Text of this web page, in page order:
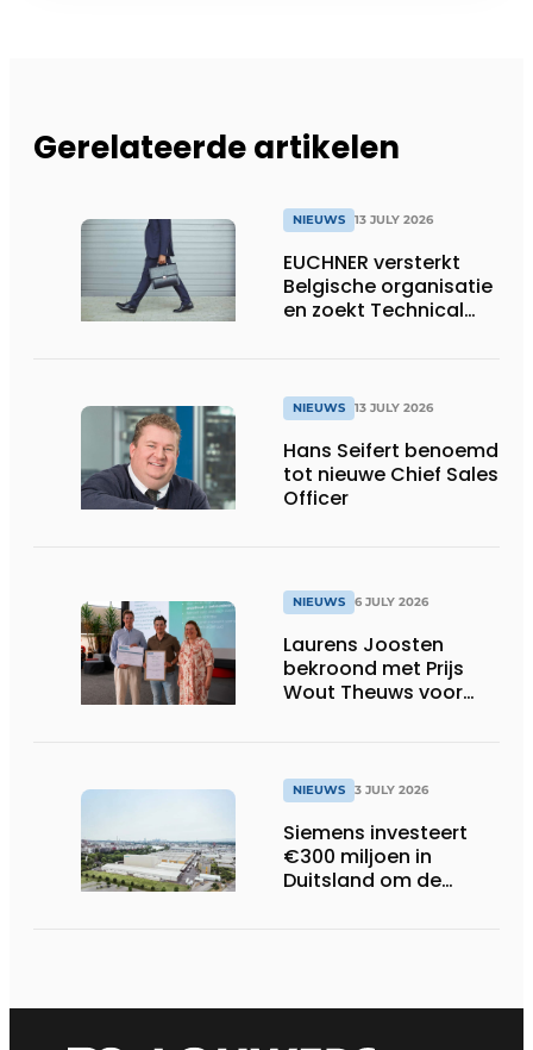
Gerelateerde artikelen
NIEUWS 13 JULY 2026
EUCHNER versterkt
Belgische organisatie
en zoekt Technical
NIEUWS 13 JULY 2026
Hans Seifert benoemd
tot nieuwe Chief Sales
Officer
NIEUWS 6 JULY 2026
Laurens Joosten
bekroond met Prijs
Wout Theuws voor
NIEUWS 3 JULY 2026
Siemens investeert
€300 miljoen in
Duitsland om de